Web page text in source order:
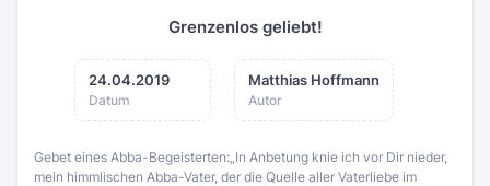
Grenzenlos geliebt!
24.04.2019
Datum
Matthias Hoffmann
Autor
Gebet eines Abba-Begeisterten:„In Anbetung knie ich vor Dir nieder,
mein himmlischen Abba-Vater, der die Quelle aller Vaterliebe im